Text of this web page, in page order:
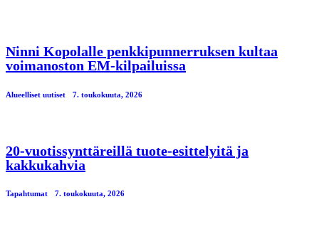
Ninni Kopolalle penkkipunnerruksen kultaa
voimanoston EM-kilpailuissa
Alueelliset uutiset 7. toukokuuta, 2026
20-vuotissynttäreillä tuote-esittelyitä ja
kakkukahvia
Tapahtumat 7. toukokuuta, 2026